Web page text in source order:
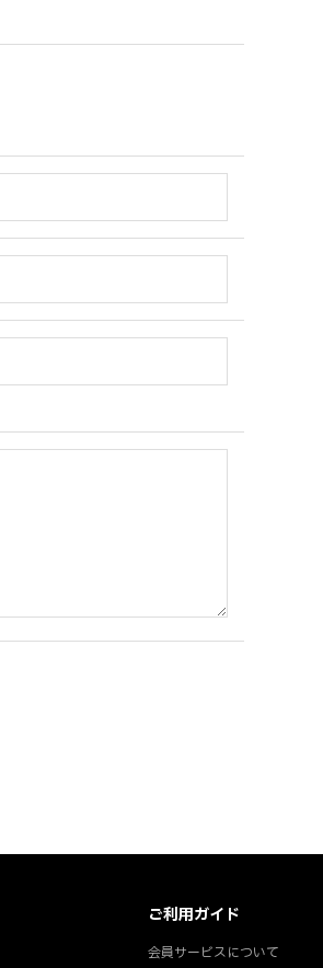
ご利用ガイド
会員サービスについて